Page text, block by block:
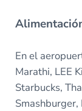
En el
Marathi, LEE
Starbucks,